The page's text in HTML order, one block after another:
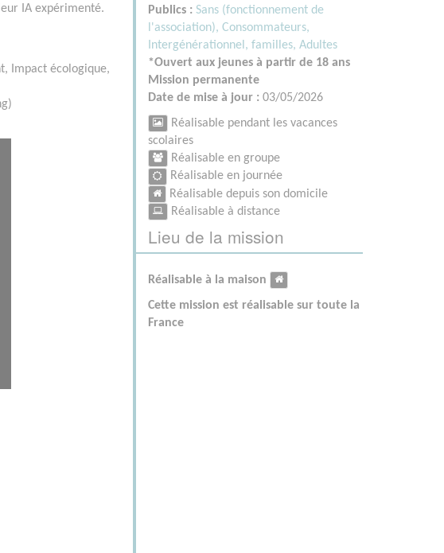
IA expérimenté.
Impact écologique,
Publics : Sans (fonctionnement de
l'association), Consommateurs,
Intergénérationnel, familles, Adultes
*Ouvert aux jeunes à partir de 18 ans
Mission permanente
Date de mise à jour : 03/05/2026
Réalisable pendant les vacances
scolaires
Réalisable en groupe
Réalisable en journée
Réalisable depuis son domicile
Réalisable à distance
Lieu de la mission
Réalisable à la maison
Cette mission est réalisable sur toute la
France